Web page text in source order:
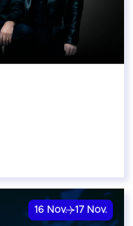
16 Nov. 17 Nov.